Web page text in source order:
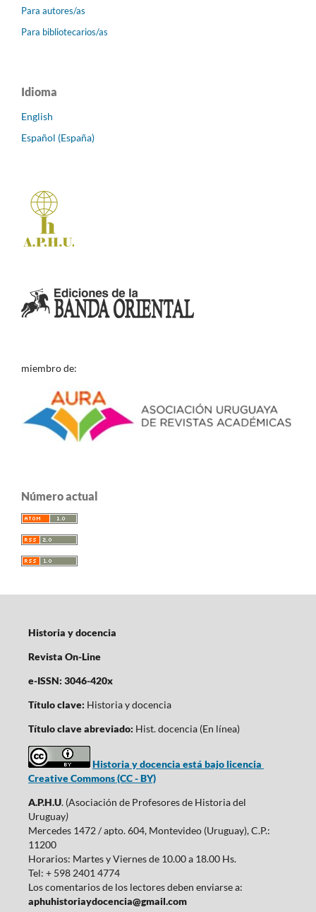
Para autores/as
Para bibliotecarios/as
Idioma
English
Español (España)
miembro de:
Número actual
Historia y docencia
Revista On-Line
e-ISSN: 3046-420x
Título clave: Historia y docencia
Título clave abreviado: Hist. docencia (En línea)
Historia y docencia está bajo licencia
Creative Commons (CC - BY)
A.P.H.U. (Asociación de Profesores de Historia del
Uruguay)
Mercedes 1472 / apto. 604, Montevideo (Uruguay), C.P.:
11200
Horarios: Martes y Viernes de 10.00 a 18.00 Hs.
Tel: + 598 2401 4774
Los comentarios de los lectores deben enviarse a:
aphuhistoriaydocencia@gmail.com